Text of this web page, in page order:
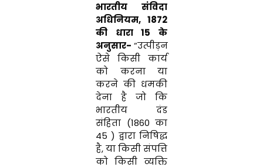
भारतीय संविदा
अधिनियम, 1872
की धारा 15 के
अनुसार- “उत्पीड़न
ऐसे किसी कार्य
को करना या
करने की धमकी
देना है जो कि
भारतीय दंड
संहिता (1860 का
45 ) द्वारा निषिद्ध
है, या किसी संपत्ति
को किसी व्यक्ति